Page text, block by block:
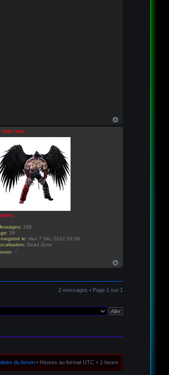
186
39
le: Ven 7 Déc 2012 23:09
Dead Zone
2 messages • Page 1 sur 1
du forum • Heures au format UTC + 1 heure